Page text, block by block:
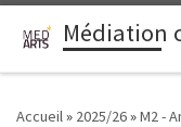
Passer au contenu
Médiation
Accueil» 2025/26»M2 -